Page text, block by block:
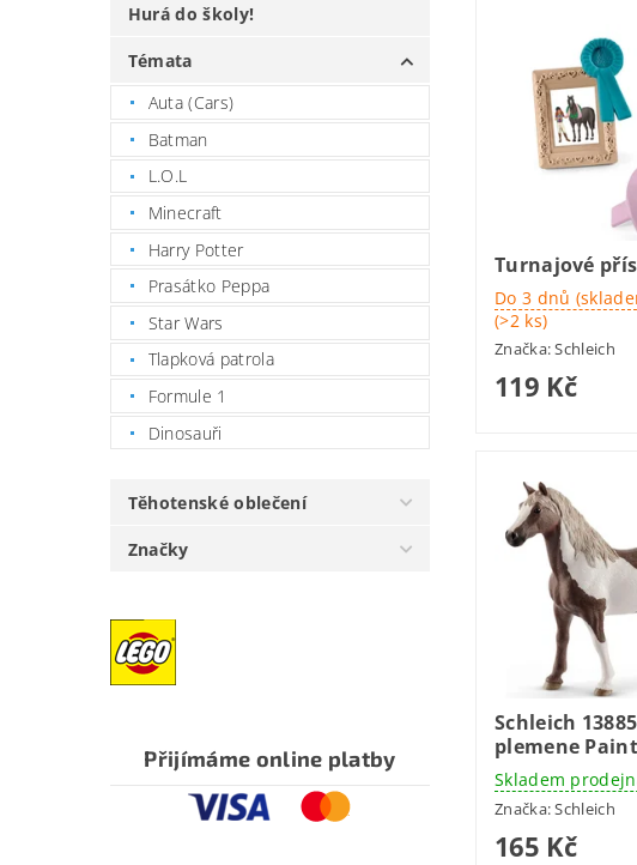
Hurá do školy!
Témata
Auta (Cars)
Batman
L.O.L
Minecraft
Harry Potter
Prasátko Peppa
Star Wars
Tlapková patrola
Formule 1
Dinosauři
Těhotenské oblečení
Značky
Přijímáme online platby
Turnajové
Do 3 dnů
(>2 ks)
Značka:Schleich
119 Kč
Schleich
plemene
Skladem
Značka:Schleich
165 Kč